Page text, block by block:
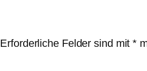
Erforderliche Felder sind mit*